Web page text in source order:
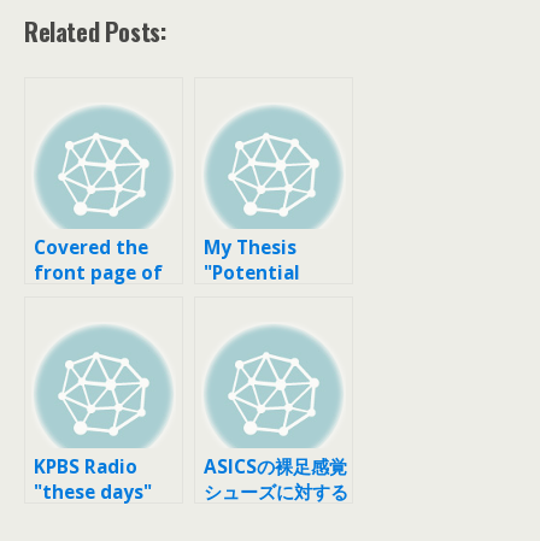
Related Posts:
Covered the
front page of
Journal
My Thesis
"Potential
Barefoot
Running"
Completed
KPBS Radio
"these days"
ASICSの裸足感覚
シューズに対する